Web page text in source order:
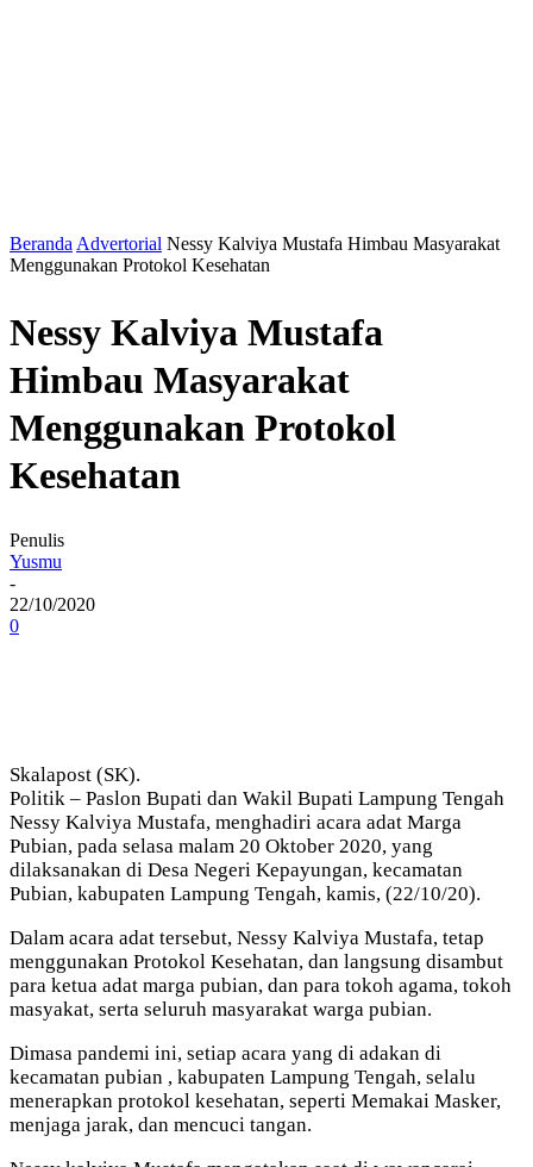
Beranda Advertorial Nessy Kalviya Mustafa Himbau Masyarakat
Menggunakan Protokol Kesehatan
Nessy Kalviya Mustafa
Himbau Masyarakat
Menggunakan Protokol
Kesehatan
Penulis
Yusmu
-
22/10/2020
0
Skalapost (SK).
Politik – Paslon Bupati dan Wakil Bupati Lampung Tengah
Nessy Kalviya Mustafa, menghadiri acara adat Marga
Pubian, pada selasa malam 20 Oktober 2020, yang
dilaksanakan di Desa Negeri Kepayungan, kecamatan
Pubian, kabupaten Lampung Tengah, kamis, (22/10/20).
Dalam acara adat tersebut, Nessy Kalviya Mustafa, tetap
menggunakan Protokol Kesehatan, dan langsung disambut
para ketua adat marga pubian, dan para tokoh agama, tokoh
masyakat, serta seluruh masyarakat warga pubian.
Dimasa pandemi ini, setiap acara yang di adakan di
kecamatan pubian , kabupaten Lampung Tengah, selalu
menerapkan protokol kesehatan, seperti Memakai Masker,
menjaga jarak, dan mencuci tangan.